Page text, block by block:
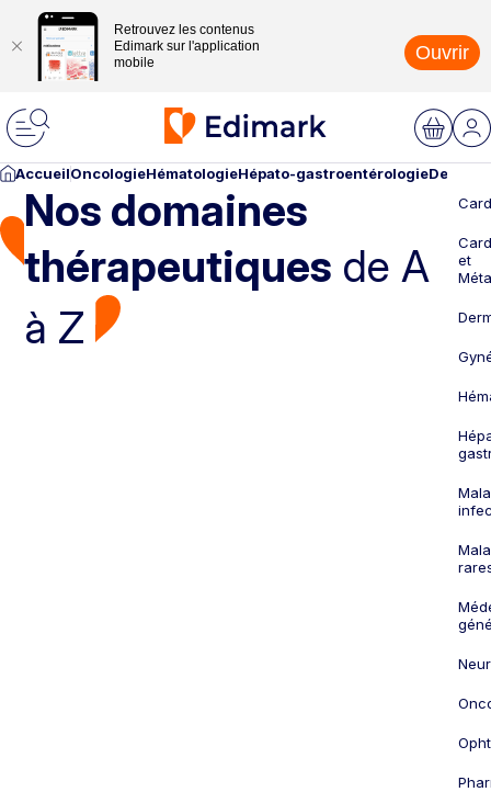
Retrouvez les contenus
Edimark sur l'application
mobile
Ouvrir
AccueilOncologieHématologieHépato-gastroentérologie
Nos domaines
thérapeutiques de A
à Z
et